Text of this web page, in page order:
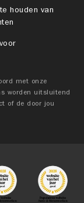
houden van
met onze
worden uitsluitend
of de door jou